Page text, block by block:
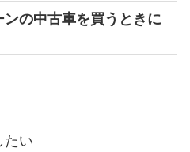
の中古車を買うときに
たい